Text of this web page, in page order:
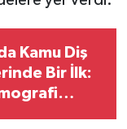
Kamu Diş
Bir İlk: